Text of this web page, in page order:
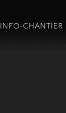
INFO-CHANTIER